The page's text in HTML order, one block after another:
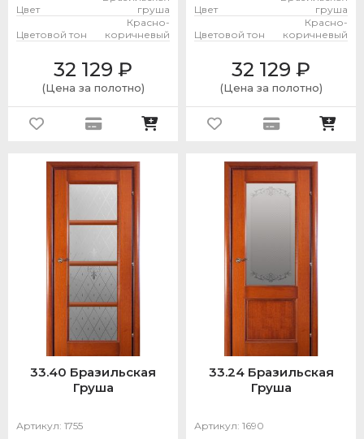
Цвет
груша
Цветовой тон
Красно-
коричневый
32 129 ₽
(Цена за полотно)
Цвет
груша
Цветовой тон
Красно-
коричневый
32 129 ₽
(Цена за полотно)
33.40 Бразильская
Груша
Артикул: 1755
33.24 Бразильская
Груша
Артикул: 1690